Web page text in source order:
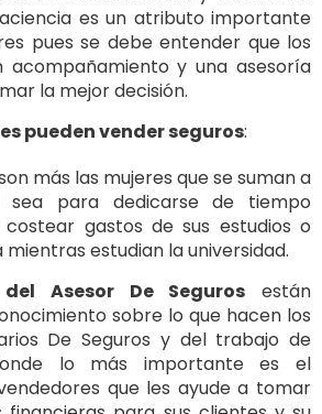
es un atributo importante
pues se debe entender que los
acompañamiento y una asesoría
la mejor decisión.
pueden vender seguros:
más las mujeres que se suman a
para dedicarse de tiempo
gastos de sus estudios o
estudian la universidad.
Asesor De Seguros están
sobre lo que hacen los
De Seguros y del trabajo de
lo más importante es el
que les ayude a tomar